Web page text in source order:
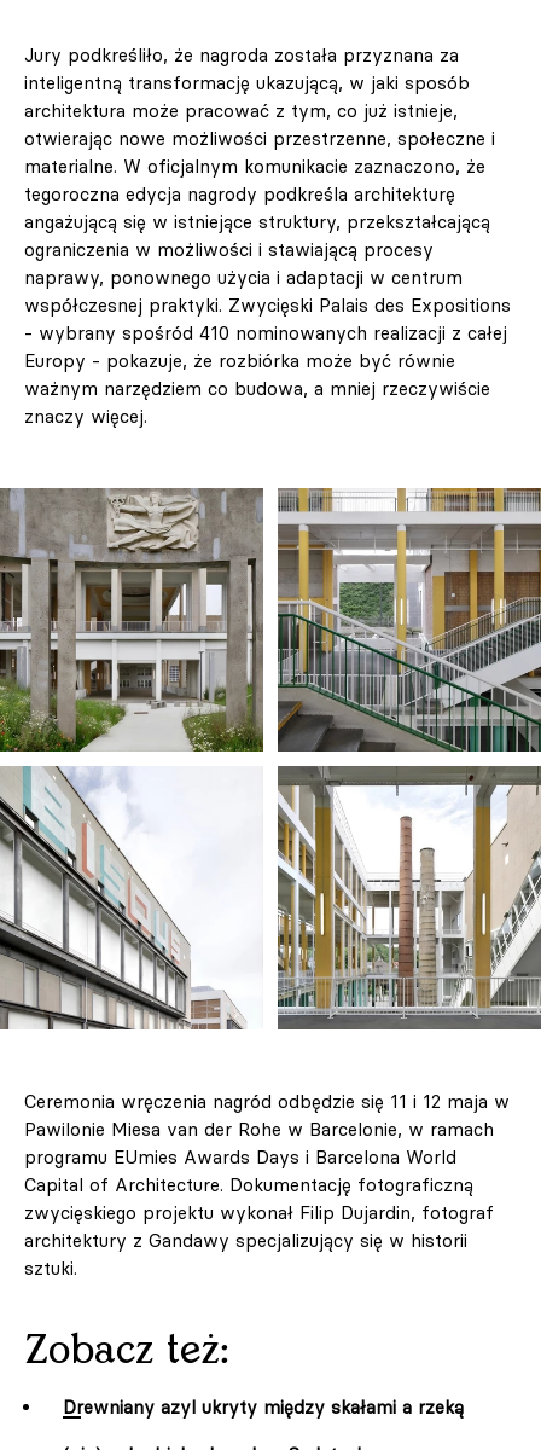
Jury podkreśliło, że nagroda została przyznana za
inteligentną transformację ukazującą, w jaki sposób
architektura może pracować z tym, co już istnieje,
otwierając nowe możliwości przestrzenne, społeczne i
materialne. W oficjalnym komunikacie zaznaczono, że
tegoroczna edycja nagrody podkreśla architekturę
angażującą się w istniejące struktury, przekształcającą
ograniczenia w możliwości i stawiającą procesy
naprawy, ponownego użycia i adaptacji w centrum
współczesnej praktyki. Zwycięski Palais des Expositions
- wybrany spośród 410 nominowanych realizacji z całej
Europy - pokazuje, że rozbiórka może być równie
ważnym narzędziem co budowa, a mniej rzeczywiście
znaczy więcej.
Ceremonia wręczenia nagród odbędzie się 11 i 12 maja w
Pawilonie Miesa van der Rohe w Barcelonie, w ramach
programu EUmies Awards Days i Barcelona World
Capital of Architecture. Dokumentację fotograficzną
zwycięskiego projektu wykonał Filip Dujardin, fotograf
architektury z Gandawy specjalizujący się w historii
sztuki.
Zobacz też:
Drewniany azyl ukryty między skałami a rzeką